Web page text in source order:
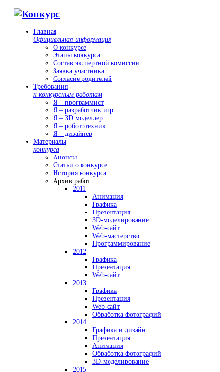
Главная
Официальная информация
О конкурсе
Этапы конкурса
Состав экспертной комиссии
Заявка участника
Согласие родителей
Требования
к конкурсным работам
Я – программист
Я – разработчик игр
Я – 3D моделлер
Я – робототехник
Я – дизайнер
Материалы
конкурса
Анонсы
Статьи о конкурсе
История конкурса
Архив работ
2011
Анимация
Графика
Презентация
3D-моделирование
Web-сайт
Web-мастерство
Программирование
2012
Графика
Презентация
Web-сайт
2013
Графика
Презентация
Web-сайт
Обработка фотографий
2014
Графика и дизайн
Презентация
Анимация
Обработка фотографий
3D-моделирование
2015